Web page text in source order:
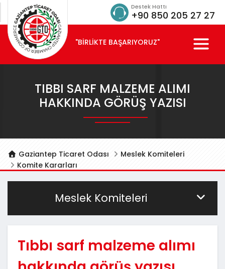
Destek Hattı
+90 850 205 27 27
"BİRLİKTE BAŞARIYORUZ"
TIBBI SARF MALZEME ALIMI
HAKKINDA GÖRÜŞ YAZISI
Gaziantep Ticaret Odası
Meslek Komiteleri
Komite Kararları
Meslek Komiteleri
Tıbbı sarf malzeme alımı